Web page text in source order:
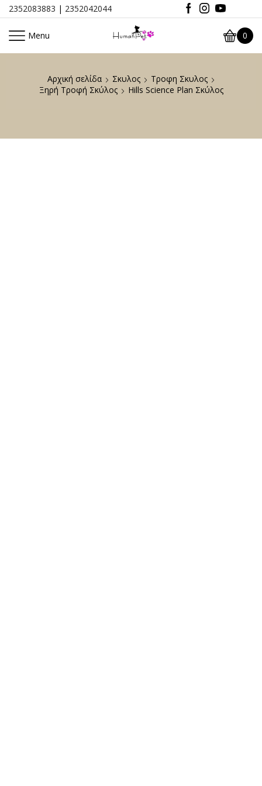
2352083883 | 2352042044
Menu 0
Αρχική σελίδα Σκυλος
Τροφη Σκυλος
Ξηρή Τροφή Σκύλος
Hills Science Plan Σκύλος